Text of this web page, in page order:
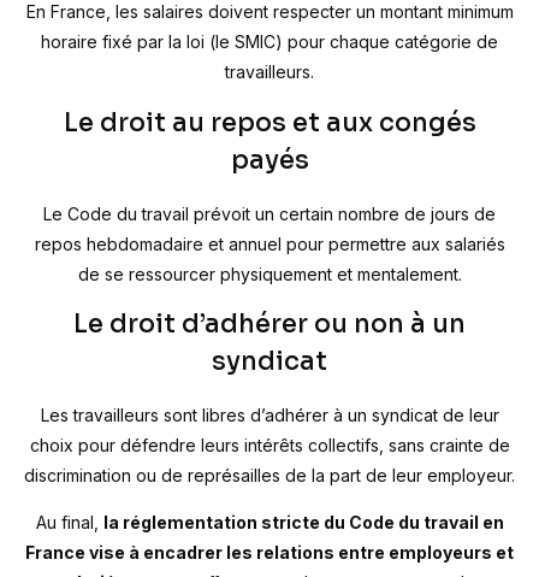
En France, les salaires doivent respecter un montant minimum
horaire fixé par la loi (le SMIC) pour chaque catégorie de
travailleurs.
Le droit au repos et aux congés
payés
Le Code du travail prévoit un certain nombre de jours de
repos hebdomadaire et annuel pour permettre aux salariés
de se ressourcer physiquement et mentalement.
Le droit d’adhérer ou non à un
syndicat
Les travailleurs sont libres d’adhérer à un syndicat de leur
choix pour défendre leurs intérêts collectifs, sans crainte de
discrimination ou de représailles de la part de leur employeur.
Au final, la réglementation stricte du Code du travail en
France vise à encadrer les relations entre employeurs et